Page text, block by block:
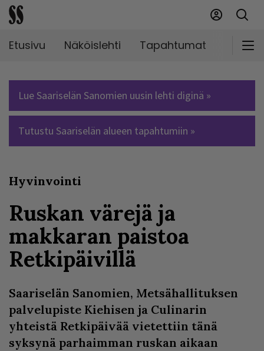
Etusivu Näköislehti Tapahtumat
Lue Saariselän Sanomien uusin lehti diginä »
Tutustu Saariselän alueen tapahtumiin »
Hyvinvointi
Ruskan värejä ja
makkaran paistoa
Retkipäivillä
Saariselän Sanomien, Metsähallituksen
palvelupiste Kiehisen ja Culinarin
yhteistä Retkipäivää vietettiin tänä
syksynä parhaimman ruskan aikaan